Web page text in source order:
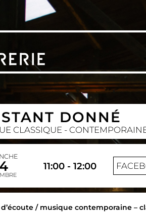
DONNÉ
CLASSIQUE -
11:00 - 12:00
/ musique contemporaine –